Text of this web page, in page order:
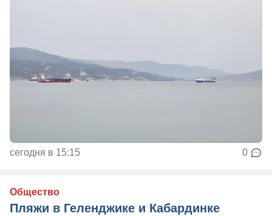
сегодня в 15:15 0
Общество
Пляжи в Геленджике и Кабардинке